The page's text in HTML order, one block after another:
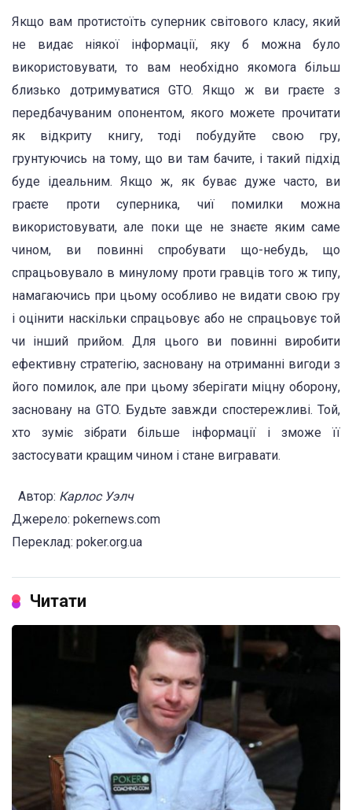
Якщо вам протистоїть суперник світового класу, який
не видає ніякої інформації, яку б можна було
використовувати, то вам необхідно якомога більш
близько дотримуватися GTO. Якщо ж ви граєте з
передбачуваним опонентом, якого можете прочитати
як відкриту книгу, тоді побудуйте свою гру,
грунтуючись на тому, що ви там бачите, і такий підхід
буде ідеальним. Якщо ж, як буває дуже часто, ви
граєте проти суперника, чиї помилки можна
використовувати, але поки ще не знаєте яким саме
чином, ви повинні спробувати що-небудь, що
спрацьовувало в минулому проти гравців того ж типу,
намагаючись при цьому особливо не видати свою гру
і оцінити наскільки спрацьовує або не спрацьовує той
чи інший прийом. Для цього ви повинні виробити
ефективну стратегію, засновану на отриманні вигоди з
його помилок, але при цьому зберігати міцну оборону,
засновану на GTO. Будьте завжди спостережливі. Той,
хто зуміє зібрати більше інформації і зможе її
застосувати кращим чином і стане вигравати.
Автор: Карлос Уэлч
Джерело: pokernews.com
Переклад: poker.org.ua
Читати